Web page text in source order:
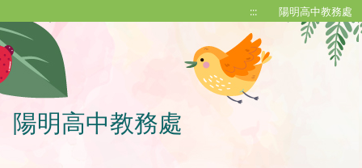
::: 陽明高中教務處
陽明高中教務處